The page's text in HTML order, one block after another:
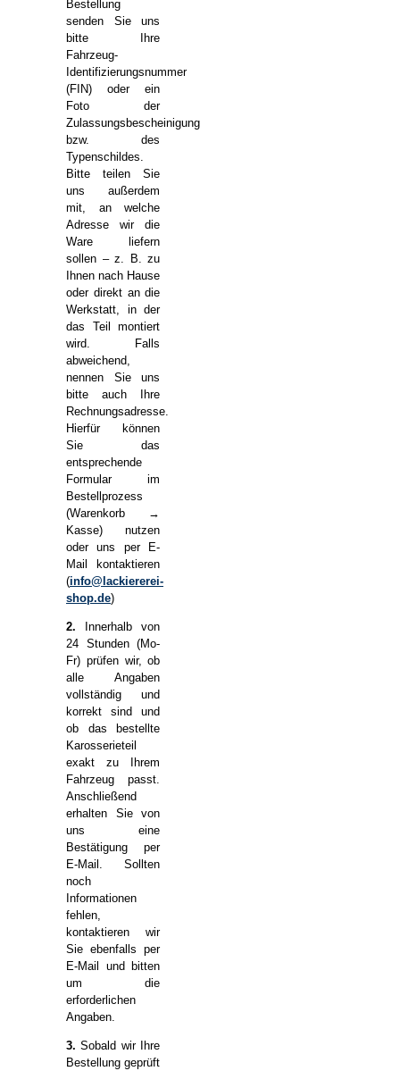
Bestellung
senden Sie uns
bitte Ihre
Fahrzeug-
Identifizierungsnummer
(FIN) oder ein
Foto der
Zulassungsbescheinigung
bzw. des
Typenschildes.
Bitte teilen Sie
uns außerdem
mit, an welche
Adresse wir die
Ware liefern
sollen – z. B. zu
Ihnen nach Hause
oder direkt an die
Werkstatt, in der
das Teil montiert
wird. Falls
abweichend,
nennen Sie uns
bitte auch Ihre
Rechnungsadresse.
Hierfür können
Sie das
entsprechende
Formular im
Bestellprozess
(Warenkorb →
Kasse) nutzen
oder uns per E-
Mail kontaktieren
(info@lackiererei-
shop.de)
2. Innerhalb von
24 Stunden (Mo-
Fr) prüfen wir, ob
alle Angaben
vollständig und
korrekt sind und
ob das bestellte
Karosserieteil
exakt zu Ihrem
Fahrzeug passt.
Anschließend
erhalten Sie von
uns eine
Bestätigung per
E-Mail. Sollten
noch
Informationen
fehlen,
kontaktieren wir
Sie ebenfalls per
E-Mail und bitten
um die
erforderlichen
Angaben.
3. Sobald wir Ihre
Bestellung geprüft